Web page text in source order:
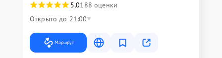
5,0188 оценки
Открыто до 21:00
Маршрут